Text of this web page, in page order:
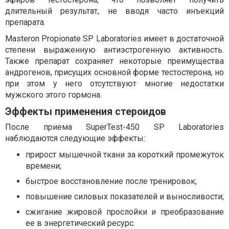
длительный результат, не вводя часто инъекций
препарата.
Masteron Propionate SP Laboratories имеет в достаточной
степени выраженную антиэстрогенную активность.
Также препарат сохраняет некоторые преимущества
андрогенов, присущих основной форме тестостерона, но
при этом у него отсутствуют многие недостатки
мужского этого гормона.
Эффекты применения стероидов
После приема SuperTest-450 SP Laboratories
наблюдаются следующие эффекты:
прирост мышечной ткани за короткий промежуток
времени;
быстрое восстановление после тренировок;
повышение силовых показателей и выносливости;
сжигание жировой прослойки и преобразование
ее в энергетический ресурс.